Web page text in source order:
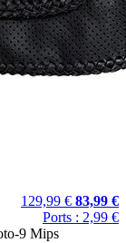
129,99 € 83,99 €
Ports : 2,99 €
9 Mips